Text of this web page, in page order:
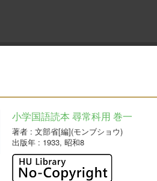
小学国語読本 尋常科用 巻一
著者: 文部省[編](モンブショウ)
出版年: 1933, 昭和8